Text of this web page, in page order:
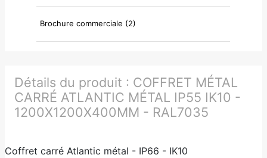
Brochure commerciale (2)
Détails du produit : COFFRET MÉTAL
CARRÉ ATLANTIC MÉTAL IP55 IK10 -
1200X1200X400MM - RAL7035
Coffret carré Atlantic métal - IP66 - IK10